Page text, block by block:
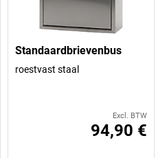
Standaardbrievenbus
roestvast staal
Excl. BTW
94,90 €